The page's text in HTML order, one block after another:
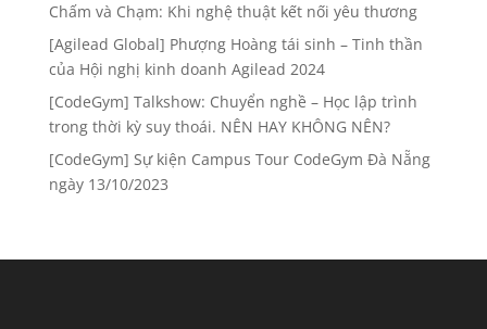
Chấm và Chạm: Khi nghệ thuật kết nối yêu thương
[Agilead Global] Phượng Hoàng tái sinh – Tinh thần
của Hội nghị kinh doanh Agilead 2024
[CodeGym] Talkshow: Chuyển nghề – Học lập trình
trong thời kỳ suy thoái. NÊN HAY KHÔNG NÊN?
[CodeGym] Sự kiện Campus Tour CodeGym Đà Nẵng
ngày 13/10/2023